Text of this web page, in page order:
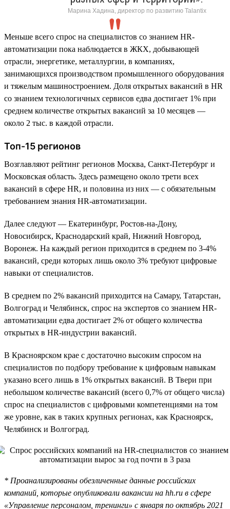
Марина Хадина, директор по развитию Talantix
Меньше всего спрос на специалистов со знанием HR-
автоматизации пока наблюдается в ЖКХ, добывающей
отрасли, энергетике, металлургии, в компаниях,
занимающихся производством промышленного оборудования
и тяжелым машиностроением. Доля открытых вакансий в HR
со знанием технологичных сервисов едва достигает 1% при
среднем количестве открытых вакансий за 10 месяцев —
около 2 тыс. в каждой отрасли.
Топ-15 регионов
Возглавляют рейтинг регионов Москва, Санкт-Петербург и
Московская область. Здесь размещено около трети всех
вакансий в сфере HR, и половина из них — с обязательным
требованием знания HR-автоматизации.
Далее следуют — Екатеринбург, Ростов-на-Дону,
Новосибирск, Краснодарский край, Нижний Новгород,
Воронеж. На каждый регион приходится в среднем по 3-4%
вакансий, среди которых лишь около 3% требуют цифровые
навыки от специалистов.
В среднем по 2% вакансий приходится на Самару, Татарстан,
Волгоград и Челябинск, спрос на экспертов со знанием HR-
автоматизации едва достигает 2% от общего количества
открытых в HR-индустрии вакансий.
В Красноярском крае с достаточно высоким спросом на
специалистов по подбору требование к цифровым навыкам
указано всего лишь в 1% открытых вакансий. В Твери при
небольшом количестве вакансий (всего 0,7% от общего числа)
спрос на специалистов с цифровыми компетенциями на том
же уровне, как в таких крупных регионах, как Красноярск,
Челябинск и Волгоград.
* Проанализированы обезличенные данные российских
компаний, которые опубликовали вакансии на hh.ru в сфере
«Управление персоналом, тренинги» с января по октябрь 2021